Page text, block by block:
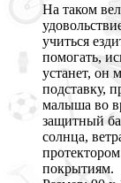
На таком
учиться
помогать,
устанет, он
подставку,
малыша во
защитный
солнца,
покрытиям.